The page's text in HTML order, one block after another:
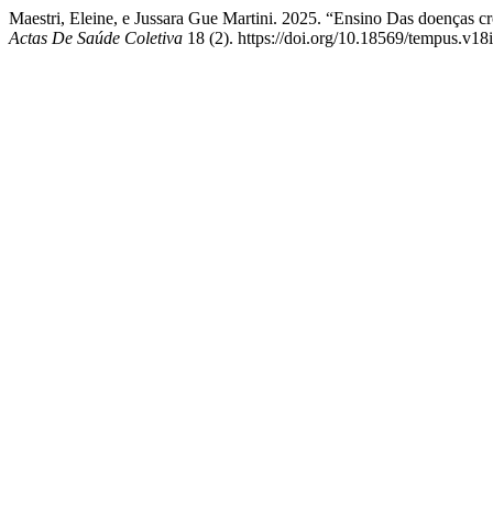
Maestri, Eleine, e Jussara Gue Martini. 2025. “Ensino Das doenças
Actas De Saúde Coletiva 18 (2). https://doi.org/10.18569/